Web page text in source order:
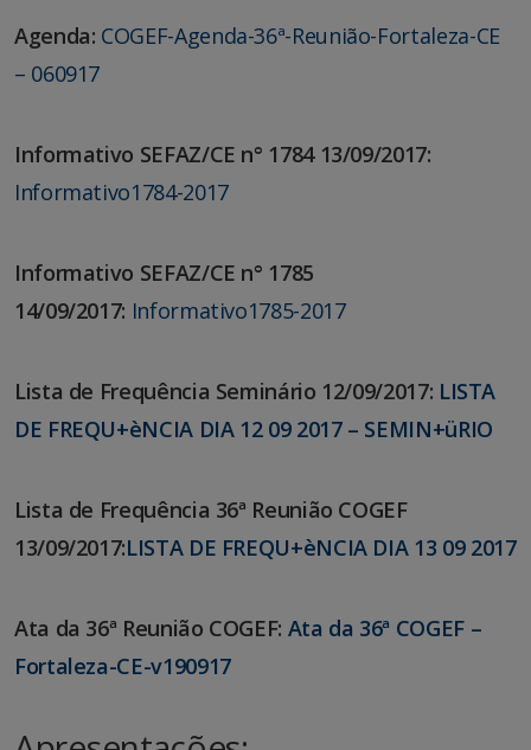
Agenda: COGEF-Agenda-36ª-Reunião-Fortaleza-CE
– 060917
Informativo SEFAZ/CE n° 1784 13/09/2017:
Informativo1784-2017
Informativo SEFAZ/CE n° 1785
14/09/2017: Informativo1785-2017
Lista de Frequência Seminário 12/09/2017: LISTA
DE FREQU+èNCIA DIA 12 09 2017 – SEMIN+üRIO
Lista de Frequência 36ª Reunião COGEF
13/09/2017:LISTA DE FREQU+èNCIA DIA 13 09 2017
Ata da 36ª Reunião COGEF: Ata da 36ª COGEF –
Fortaleza-CE-v190917